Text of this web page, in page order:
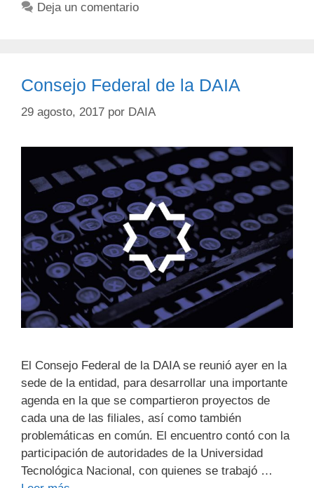
Deja un comentario
Consejo Federal de la DAIA
29 agosto, 2017 por DAIA
El Consejo Federal de la DAIA se reunió ayer en la
sede de la entidad, para desarrollar una importante
agenda en la que se compartieron proyectos de
cada una de las filiales, así como también
problemáticas en común. El encuentro contó con la
participación de autoridades de la Universidad
Tecnológica Nacional, con quienes se trabajó …